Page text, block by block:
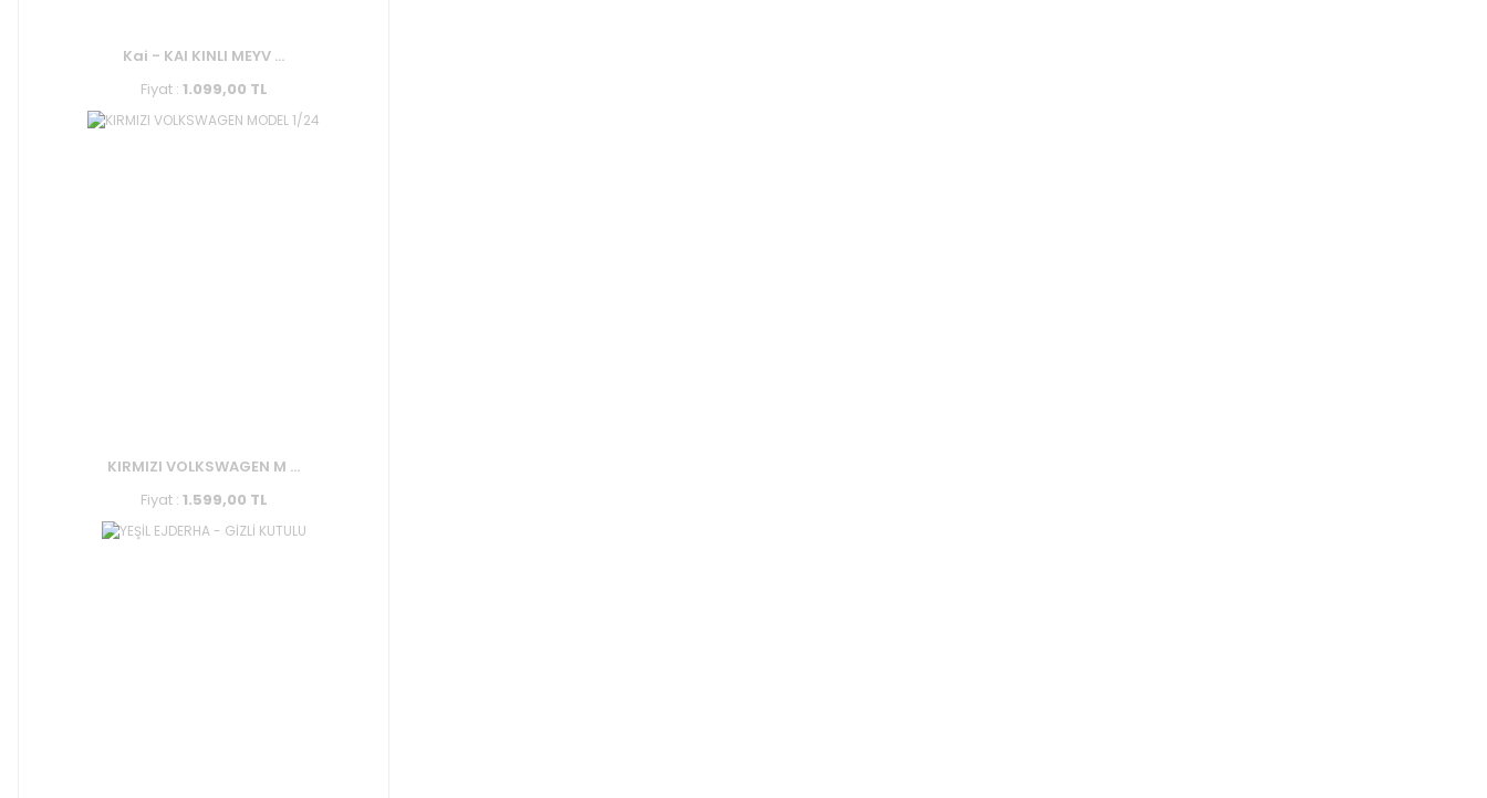
Kai - KAI KINLI MEYV ...
Fiyat : 1.099,00 TL
KIRMIZI VOLKSWAGEN M ...
Fiyat : 1.599,00 TL